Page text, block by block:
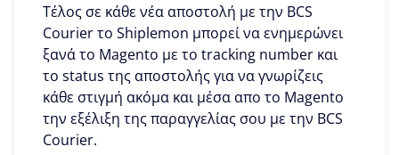
Τέλος σε κάθε νέα αποστολή με την BCS
Courier το Shiplemon μπορεί να ενημερώνει
ξανά το Magento με το tracking number και
το status της αποστολής για να γνωρίζεις
κάθε στιγμή ακόμα και μέσα απο το Magento
την εξέλιξη της παραγγελίας σου με την BCS
Courier.